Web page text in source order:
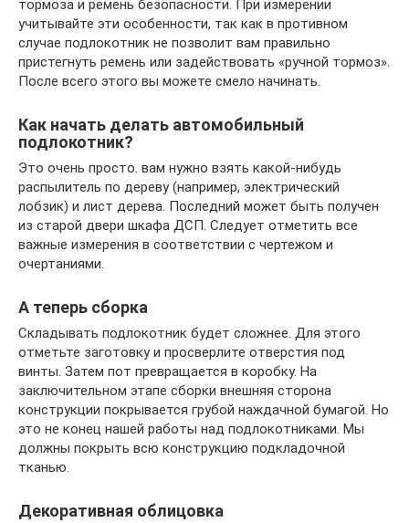
тормоза и ремень безопасности. При измерении
учитывайте эти особенности, так как в противном
случае подлокотник не позволит вам правильно
пристегнуть ремень или задействовать «ручной тормоз».
После всего этого вы можете смело начинать.
Как начать делать автомобильный
подлокотник?
Это очень просто. вам нужно взять какой-нибудь
распылитель по дереву (например, электрический
лобзик) и лист дерева. Последний может быть получен
из старой двери шкафа ДСП. Следует отметить все
важные измерения в соответствии с чертежом и
очертаниями.
А теперь сборка
Складывать подлокотник будет сложнее. Для этого
отметьте заготовку и просверлите отверстия под
винты. Затем пот превращается в коробку. На
заключительном этапе сборки внешняя сторона
конструкции покрывается грубой наждачной бумагой. Но
это не конец нашей работы над подлокотниками. Мы
должны покрыть всю конструкцию подкладочной
тканью.
Декоративная облицовка